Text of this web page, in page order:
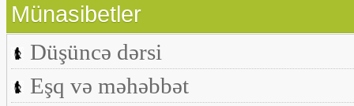
Münasibetler
Düşüncə dərsi
Eşq və məhəbbət